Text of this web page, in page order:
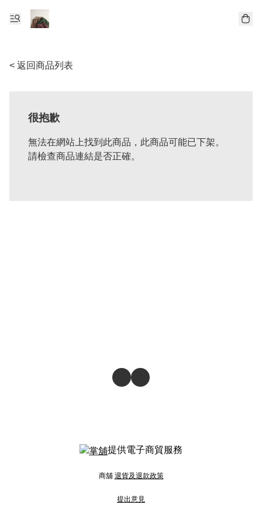
< 返回商品列表
很抱歉
無法在網站上找到此商品，此商品可能已下架。
請檢查商品連結是否正確。
提供電子商貿服務
商舖 退貨及退款政策
提出意見